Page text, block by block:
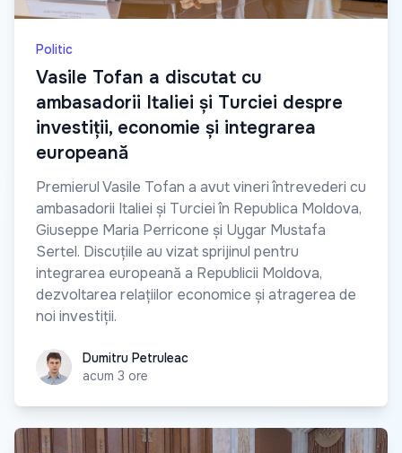
Politic
Vasile Tofan a discutat cu
ambasadorii Italiei și Turciei despre
investiții, economie și integrarea
europeană
Premierul Vasile Tofan a avut vineri întrevederi cu
ambasadorii Italiei și Turciei în Republica Moldova,
Giuseppe Maria Perricone și Uygar Mustafa
Sertel. Discuțiile au vizat sprijinul pentru
integrarea europeană a Republicii Moldova,
dezvoltarea relațiilor economice și atragerea de
noi investiții.
Dumitru Petruleac
Dumitru Petruleac
acum 3 ore